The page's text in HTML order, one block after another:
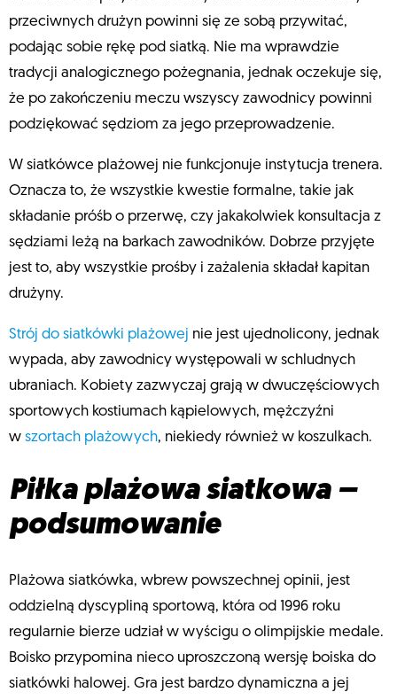
przeciwnych drużyn powinni się ze sobą przywitać,
podając sobie rękę pod siatką. Nie ma wprawdzie
tradycji analogicznego pożegnania, jednak oczekuje się,
że po zakończeniu meczu wszyscy zawodnicy powinni
podziękować sędziom za jego przeprowadzenie.
W siatkówce plażowej nie funkcjonuje instytucja trenera.
Oznacza to, że wszystkie kwestie formalne, takie jak
składanie próśb o przerwę, czy jakakolwiek konsultacja z
sędziami leżą na barkach zawodników. Dobrze przyjęte
jest to, aby wszystkie prośby i zażalenia składał kapitan
drużyny.
Strój do siatkówki plażowej nie jest ujednolicony, jednak
wypada, aby zawodnicy występowali w schludnych
ubraniach. Kobiety zazwyczaj grają w dwuczęściowych
sportowych kostiumach kąpielowych, mężczyźni
w szortach plażowych, niekiedy również w koszulkach.
Piłka plażowa siatkowa –
podsumowanie
Plażowa siatkówka, wbrew powszechnej opinii, jest
oddzielną dyscypliną sportową, która od 1996 roku
regularnie bierze udział w wyścigu o olimpijskie medale.
Boisko przypomina nieco uproszczoną wersję boiska do
siatkówki halowej. Gra jest bardzo dynamiczna a jej